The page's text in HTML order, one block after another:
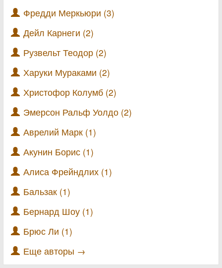
Фредди Меркьюри (3)
Дейл Карнеги (2)
Рузвельт Теодор (2)
Харуки Мураками (2)
Христофор Колумб (2)
Эмерсон Ральф Уолдо (2)
Аврелий Марк (1)
Акунин Борис (1)
Алиса Фрейндлих (1)
Бальзак (1)
Бернард Шоу (1)
Брюс Ли (1)
Еще авторы →